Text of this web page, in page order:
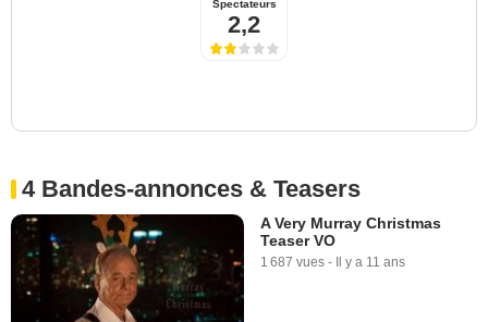
Spectateurs
2,2
4 Bandes-annonces & Teasers
A Very Murray Christmas
Teaser VO
1 687 vues - Il y a 11 ans